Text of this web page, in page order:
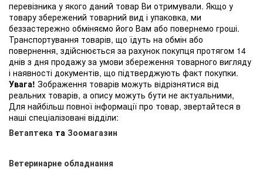
перевізника у якого даний товар Ви отримували. Якщо у
товару збережений товарний вид і упаковка, ми
беззастережно обміняємо його Вам або повернемо гроші.
Транспортування товарів, що їдуть на обмін або
повернення, здійснюється за рахунок покупця протягом 14
днів з дня продажу за умови збереження товарного вигляду
і наявності документів, що підтверджують факт покупки.
Увага! Зображення товарів можуть відрізнятися від
реальних товарів, а опису можуть бути не актуальними,
Для найбільш повної інформації про товар, звертайтеся в
наші спеціалізовані відділи:
Ветаптека та Зоомагазин
Ветеринарне обладнання